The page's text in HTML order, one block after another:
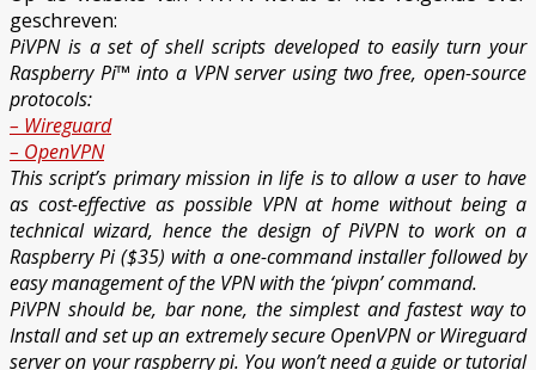
geschreven:
PiVPN is a set of shell scripts developed to easily turn your
Raspberry Pi™ into a VPN server using two free, open-source
protocols:
– Wireguard
– OpenVPN
This script’s primary mission in life is to allow a user to have
as cost-effective as possible VPN at home without being a
technical wizard, hence the design of PiVPN to work on a
Raspberry Pi ($35) with a one-command installer followed by
easy management of the VPN with the ‘pivpn’ command.
PiVPN should be, bar none, the simplest and fastest way to
Install and set up an extremely secure OpenVPN or Wireguard
server on your raspberry pi. You won’t need a guide or tutorial